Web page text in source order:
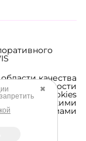
качества
cookies
метрическими
программами
✖